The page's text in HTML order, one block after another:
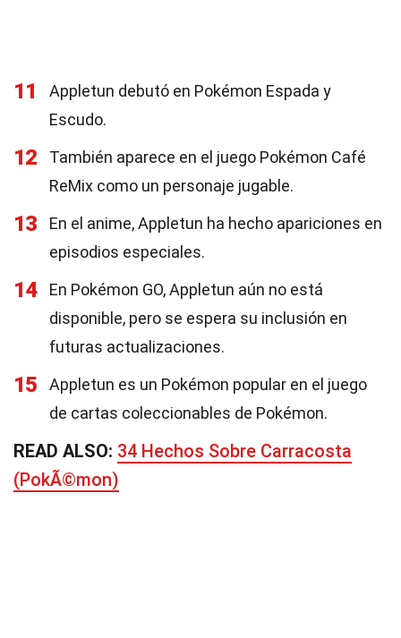
11
Appletun debutó en Pokémon Espada y
Escudo.
12
También aparece en el juego Pokémon Café
ReMix como un personaje jugable.
13
En el anime, Appletun ha hecho apariciones en
episodios especiales.
14
En Pokémon GO, Appletun aún no está
disponible, pero se espera su inclusión en
futuras actualizaciones.
15
Appletun es un Pokémon popular en el juego
de cartas coleccionables de Pokémon.
READ ALSO: 34 Hechos Sobre Carracosta
(PokÃ©mon)